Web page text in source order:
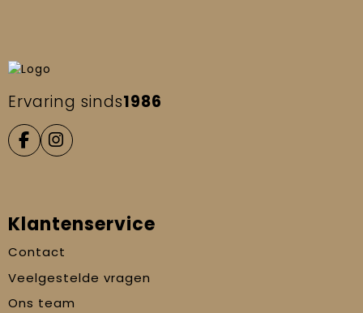
Ervaring sinds1986
Klantenservice
Contact
Veelgestelde vragen
Ons team